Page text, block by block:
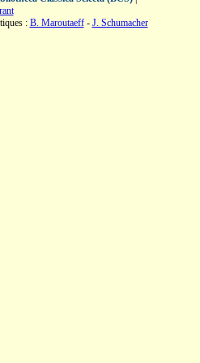
: B. Maroutaeff- J. Schumacher